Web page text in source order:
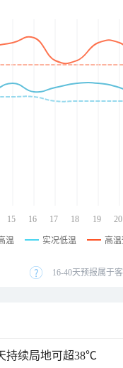
15 16 17 18 19 20
温 实况低温 高
16-40天预报属于
持续局地可超38℃